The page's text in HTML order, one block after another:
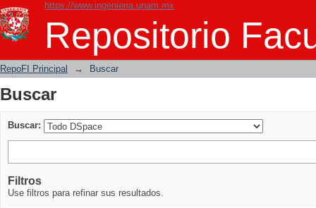
https://www.ingenieria.unam.mx
Repositorio
Buscar
RepoFI Principal → Buscar
Buscar
Buscar:
Filtros
Use filtros para refinar sus resultados.